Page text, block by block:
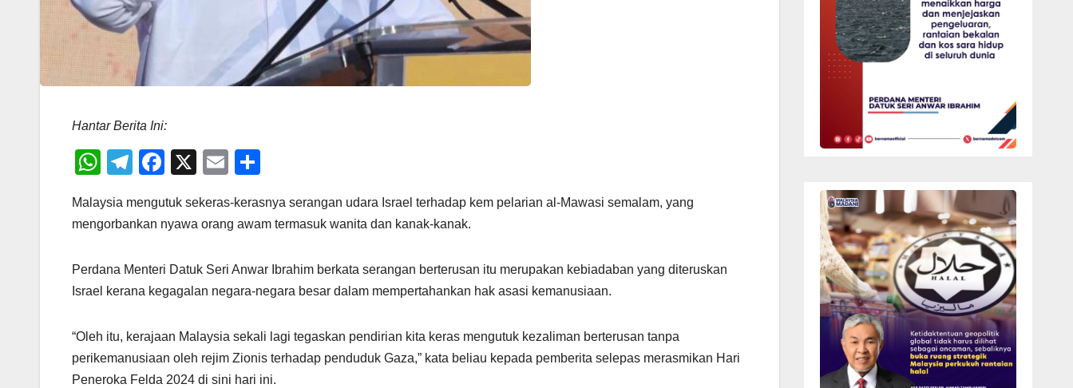
Hantar Berita Ini:
W
at
s
A
p
T
e
a
m
F
c
e
b
o
k
X
E
ail ar
Malaysia mengutuk sekeras-kerasnya serangan udara Israel terhadap kem pelarian al-Mawasi semalam, yang
mengorbankan nyawa orang awam termasuk wanita dan kanak-kanak.
Perdana Menteri Datuk Seri Anwar Ibrahim berkata serangan berterusan itu merupakan kebiadaban yang diteruskan
Israel kerana kegagalan negara-negara besar dalam mempertahankan hak asasi kemanusiaan.
“Oleh itu, kerajaan Malaysia sekali lagi tegaskan pendirian kita keras mengutuk kezaliman berterusan tanpa
perikemanusiaan oleh rejim Zionis terhadap penduduk Gaza,” kata beliau kepada pemberita selepas merasmikan Hari
Peneroka Felda 2024 di sini hari ini.